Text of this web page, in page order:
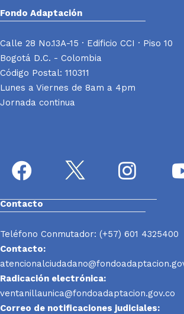
Fondo Adaptación
Calle 28 No.13A-15 · Edificio CCI · Piso 10
Bogotá D.C. - Colombia
Código Postal: 110311
Lunes a Viernes de 8am a 4pm
Jornada continua
Contacto
Teléfono Conmutador: (+57) 601 4325400
Contacto:
Radicación electrónica:
ventanillaunica@fondoadaptacion.gov.co
Correo de notificaciones judiciales: